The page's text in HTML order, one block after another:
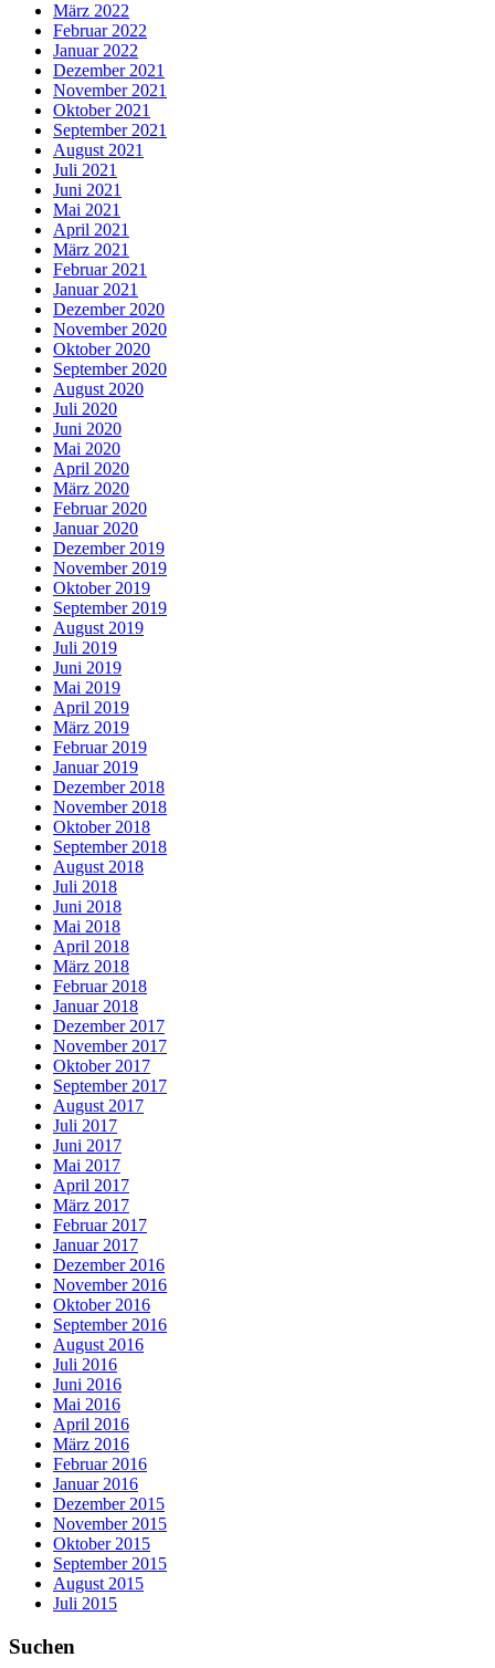
März 2022
Februar 2022
Januar 2022
Dezember 2021
November 2021
Oktober 2021
September 2021
August 2021
Juli 2021
Juni 2021
Mai 2021
April 2021
März 2021
Februar 2021
Januar 2021
Dezember 2020
November 2020
Oktober 2020
September 2020
August 2020
Juli 2020
Juni 2020
Mai 2020
April 2020
März 2020
Februar 2020
Januar 2020
Dezember 2019
November 2019
Oktober 2019
September 2019
August 2019
Juli 2019
Juni 2019
Mai 2019
April 2019
März 2019
Februar 2019
Januar 2019
Dezember 2018
November 2018
Oktober 2018
September 2018
August 2018
Juli 2018
Juni 2018
Mai 2018
April 2018
März 2018
Februar 2018
Januar 2018
Dezember 2017
November 2017
Oktober 2017
September 2017
August 2017
Juli 2017
Juni 2017
Mai 2017
April 2017
März 2017
Februar 2017
Januar 2017
Dezember 2016
November 2016
Oktober 2016
September 2016
August 2016
Juli 2016
Juni 2016
Mai 2016
April 2016
März 2016
Februar 2016
Januar 2016
Dezember 2015
November 2015
Oktober 2015
September 2015
August 2015
Juli 2015
Suchen